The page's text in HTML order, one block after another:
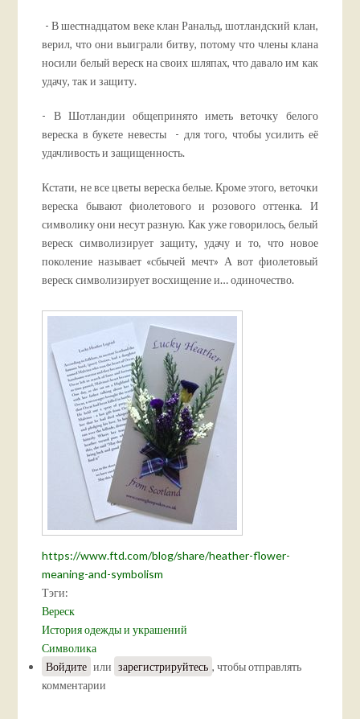
- В шестнадцатом веке клан Ранальд, шотландский клан,
верил, что они выиграли битву, потому что члены клана
носили белый вереск на своих шляпах, что давало им как
удачу, так и защиту.
- В Шотландии общепринято иметь веточку белого
вереска в букете невесты - для того, чтобы усилить её
удачливость и защищенность.
Кстати, не все цветы вереска белые. Кроме этого, веточки
вереска бывают фиолетового и розового оттенка. И
символику они несут разную. Как уже говорилось, белый
вереск символизирует защиту, удачу и то, что новое
поколение называет «сбычей мечт» А вот фиолетовый
вереск символизирует восхищение и… одиночество.
https://www.ftd.com/blog/share/heather-flower-
meaning-and-symbolism
Тэги:
Вереск
История одежды и украшений
Символика
Войдите или зарегистрируйтесь , чтобы отправлять
комментарии